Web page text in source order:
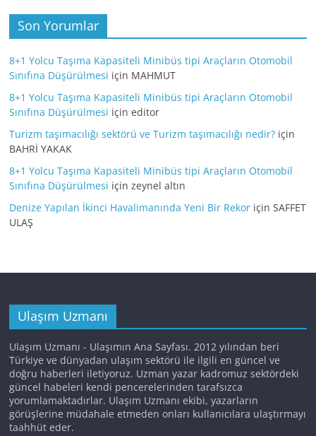
Son Yorumlar
8+1 Yolcu Taşıma Kapasiteli Minibüs tipi Araçların Otomobil
Sınıfına Düşürülmesi için MAHMUT
8+1 Yolcu Taşıma Kapasiteli Minibüs tipi Araçların Otomobil
Sınıfına Düşürülmesi içineditor
Turizm taşımacılığı sektörü ve Turizm taşımacılığı nedir? için
BAHRİ YAKAK
8+1 Yolcu Taşıma Kapasiteli Minibüs tipi Araçların Otomobil
Sınıfına Düşürülmesi içinzeynel altın
Denize Yapılan İkinci Havalimanında Yeni Bir Rekor içinSAFFET
ULAŞ
Ulaşım Uzmanı
Ulaşım Uzmanı - Ulaşımın Ana Sayfası. 2012 yılından beri
Türkiye ve dünyadan ulaşım sektörü ile ilgili en güncel ve
doğru haberleri iletiyoruz. Uzman yazar kadromuz sektördeki
güncel habeleri kendi pencerelerinden tarafsızca
yorumlamaktadırlar. Ulaşım Uzmanı ekibi, yazarların
görüşlerine müdahale etmeden onları kullanıcılara ulaştırmayı
taahhüt eder.